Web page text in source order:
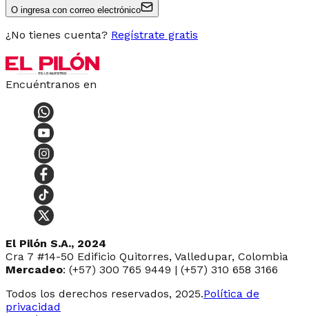
O ingresa con correo electrónico
¿No tienes cuenta? Regístrate gratis
Encuéntranos en
El Pilón S.A., 2024
Cra 7 #14-50 Edificio Quitorres, Valledupar, Colombia
Mercadeo: (+57) 300 765 9449 | (+57) 310 658 3166
Todos los derechos reservados, 2025.Política de
privacidad